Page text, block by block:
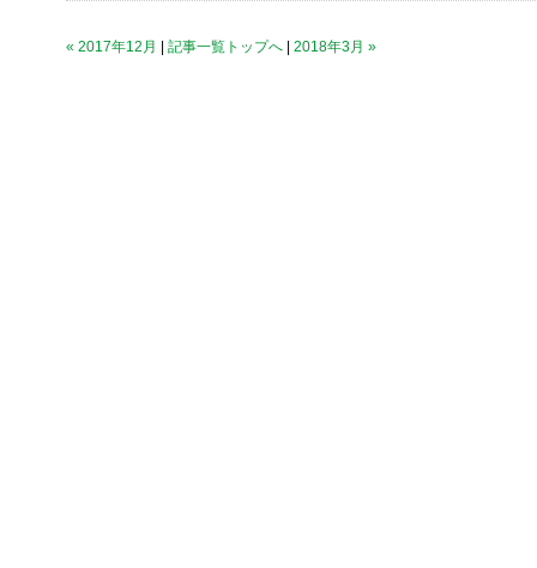
« 2017年12月 記事一覧トップへ 2018年3月 »